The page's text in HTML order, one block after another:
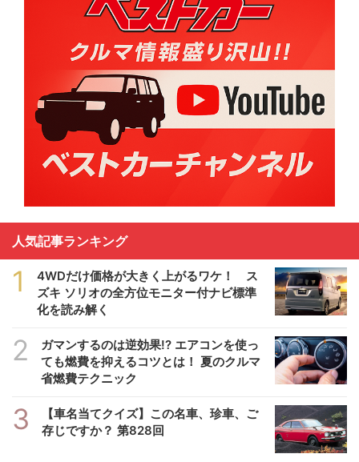
人気記事ランキング
1
4WDだけ価格が大きく上がるワケ！ ス
ズキ ソリオの全方位モニター付ナビ標準
化を読み解く
2
ガマンするのは逆効果!? エアコンを使っ
ても燃費を抑えるコツとは！ 夏のクルマ
省燃費テクニック
3
【車名当てクイズ】この名車、珍車、ご
存じですか？ 第828回